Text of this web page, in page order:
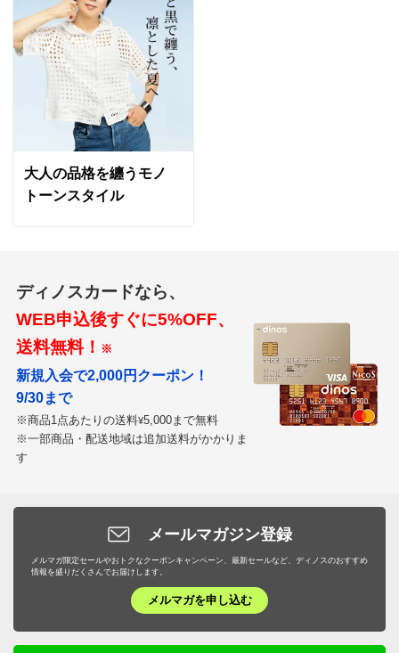
大人の品格を纏うモノ
トーンスタイル
ディノスカードなら、
WEB申込後すぐに5%OFF、
送料無料！ ※
新規入会で2,000円クーポン！
9/30まで
※商品1点あたりの送料¥5,000まで無料
※一部商品・配送地域は追加送料がかかりま
す
メールマガジン登録
メルマガ限定セールやおトクなクーポンキャンペーン、最新セールなど、ディノスのおすすめ
情報を盛りだくさんでお届けします。
メルマガを申し込む